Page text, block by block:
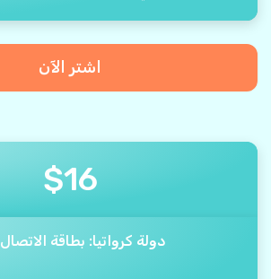
اشتر الآن
$16
دولة كرواتيا: بطاقة الاتصال 2.0